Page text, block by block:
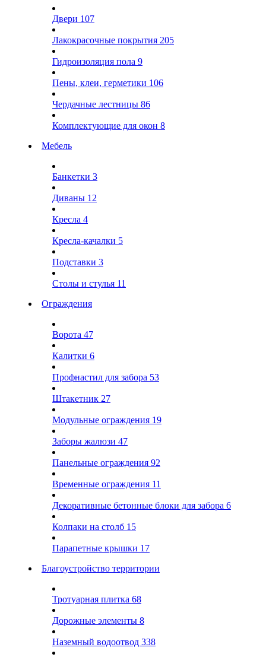
Двери 107
Лакокрасочные покрытия 205
Гидроизоляция пола 9
Пены, клеи, герметики 106
Чердачные лестницы 86
Комплектующие для окон 8
Мебель
Банкетки 3
Диваны 12
Кресла 4
Кресла-качалки 5
Подставки 3
Столы и стулья 11
Ограждения
Ворота 47
Калитки 6
Профнастил для забора 53
Штакетник 27
Модульные ограждения 19
Заборы жалюзи 47
Панельные ограждения 92
Временные ограждения 11
Декоративные бетонные блоки для забора 6
Колпаки на столб 15
Парапетные крышки 17
Благоустройство территории
Тротуарная плитка 68
Дорожные элементы 8
Наземный водоотвод 338